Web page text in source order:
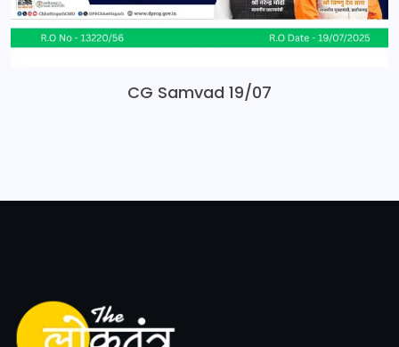
CG Samvad 19/07